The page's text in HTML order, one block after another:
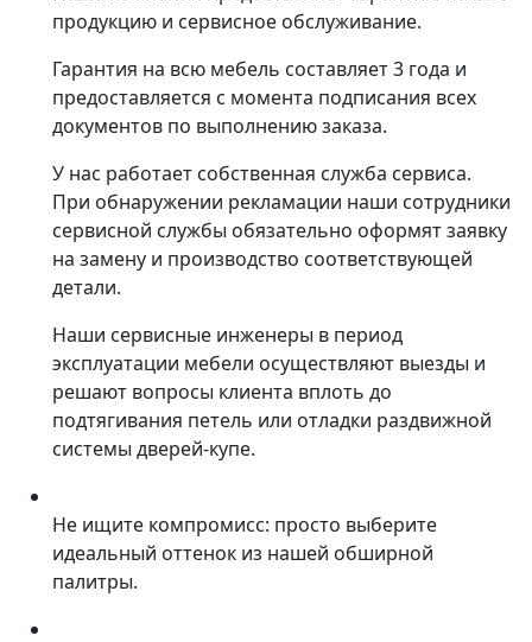
продукцию и сервисное обслуживание.
Гарантия на всю мебель составляет 3 года и
предоставляется с момента подписания всех
документов по выполнению заказа.
У нас работает собственная служба сервиса.
При обнаружении рекламации наши сотрудники
сервисной службы обязательно оформят заявку
на замену и производство соответствующей
детали.
Наши сервисные инженеры в период
эксплуатации мебели осуществляют выезды и
решают вопросы клиента вплоть до
подтягивания петель или отладки раздвижной
системы дверей-купе.
Не ищите компромисс: просто выберите
идеальный оттенок из нашей обширной
палитры.